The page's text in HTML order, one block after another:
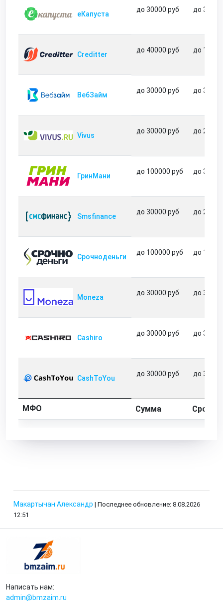
еКапуста
до 30000 руб до 31
Creditter
до 40000 руб до 180
ВебЗайм
до 30000 руб до 30
Vivus
до 30000 руб до 21
ГринМани
до 100000 руб до 364
Smsfinance
до 30000 руб до 21
Срочноденьги
до 100000 руб до 180
Moneza
до 30000 руб до 35
Cashiro
до 30000 руб до 31
CashToYou
до 30000 руб до 31
МФО Сумма Срок
Макартычан Александр | Последнее обновление: 8.08.2026
12:51
Написать нам:
admin@bmzaim.ru